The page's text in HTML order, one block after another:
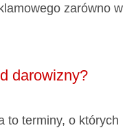
zarówno w
darowizny?
to terminy, o których